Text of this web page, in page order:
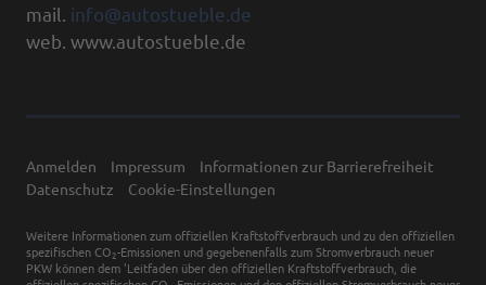
mail. info@autostueble.de
web. www.autostueble.de
Anmelden Impressum
Informationen zur Barrierefreiheit
Datenschutz
Cookie-Einstellungen
Weitere Informationen zum offiziellen Kraftstoffverbrauch und zu den offiziellen
spezifischen CO 2-Emissionen und gegebenenfalls zum Stromverbrauch neuer
PKW können dem 'Leitfaden über den offiziellen Kraftstoffverbrauch, die